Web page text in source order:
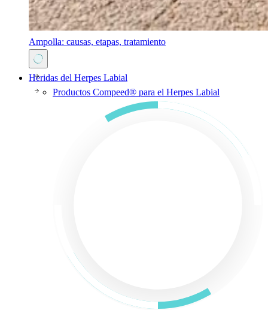
Ampolla: causas, etapas, tratamiento
Heridas del Herpes Labial
Productos Compeed® para el Herpes Labial